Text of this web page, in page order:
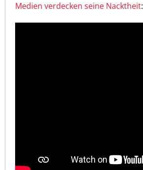
Medien verdecken seine Nacktheit: